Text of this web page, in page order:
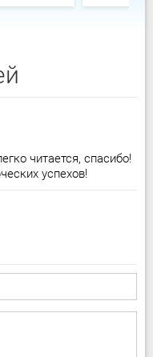
читается, спасибо!
успехов!